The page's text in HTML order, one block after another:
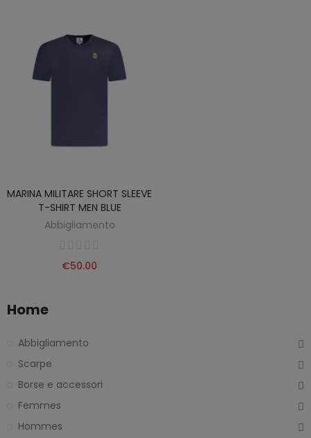
MARINA MILITARE SHORT SLEEVE
T-SHIRT MEN BLUE
Abbigliamento
€50.00
Home
Abbigliamento
Scarpe
Borse e accessori
Femmes
Hommes